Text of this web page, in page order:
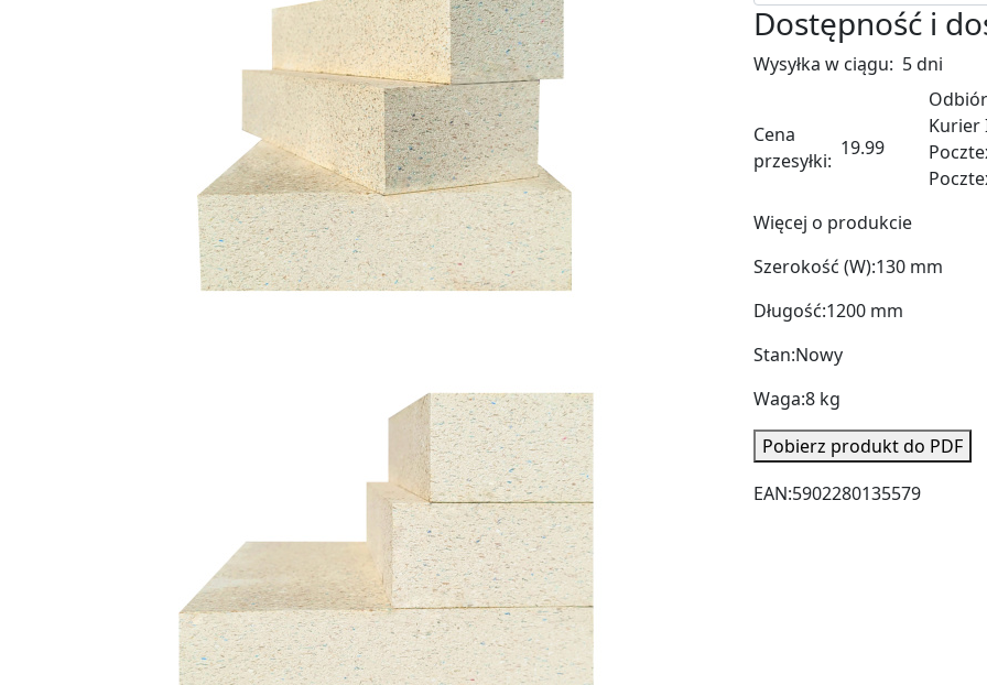
Dostępność i
Wysyłka w ciągu: 5 dni
Cena
przesyłki:
19.99
Kurier
Więcej o produkcie
Szerokość (W):130 mm
Długość:1200 mm
Stan:Nowy
Waga:8 kg
Pobierz produkt do PDF
EAN:5902280135579